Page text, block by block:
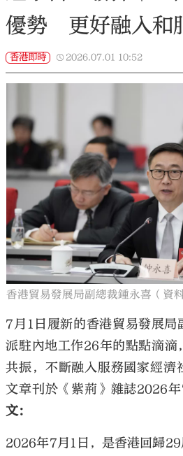
優勢 更好融入和
香港即時 2026.07.01 10:52
香港貿易發展局副總裁鍾永喜（資
7月1日履新的香港貿易發展局
派駐內地工作26年的點點滴滴
共振，不斷融入服務國家經濟
文章刊於《紫荊》雜誌2026年
文：
2026年7月1日，是香港回歸